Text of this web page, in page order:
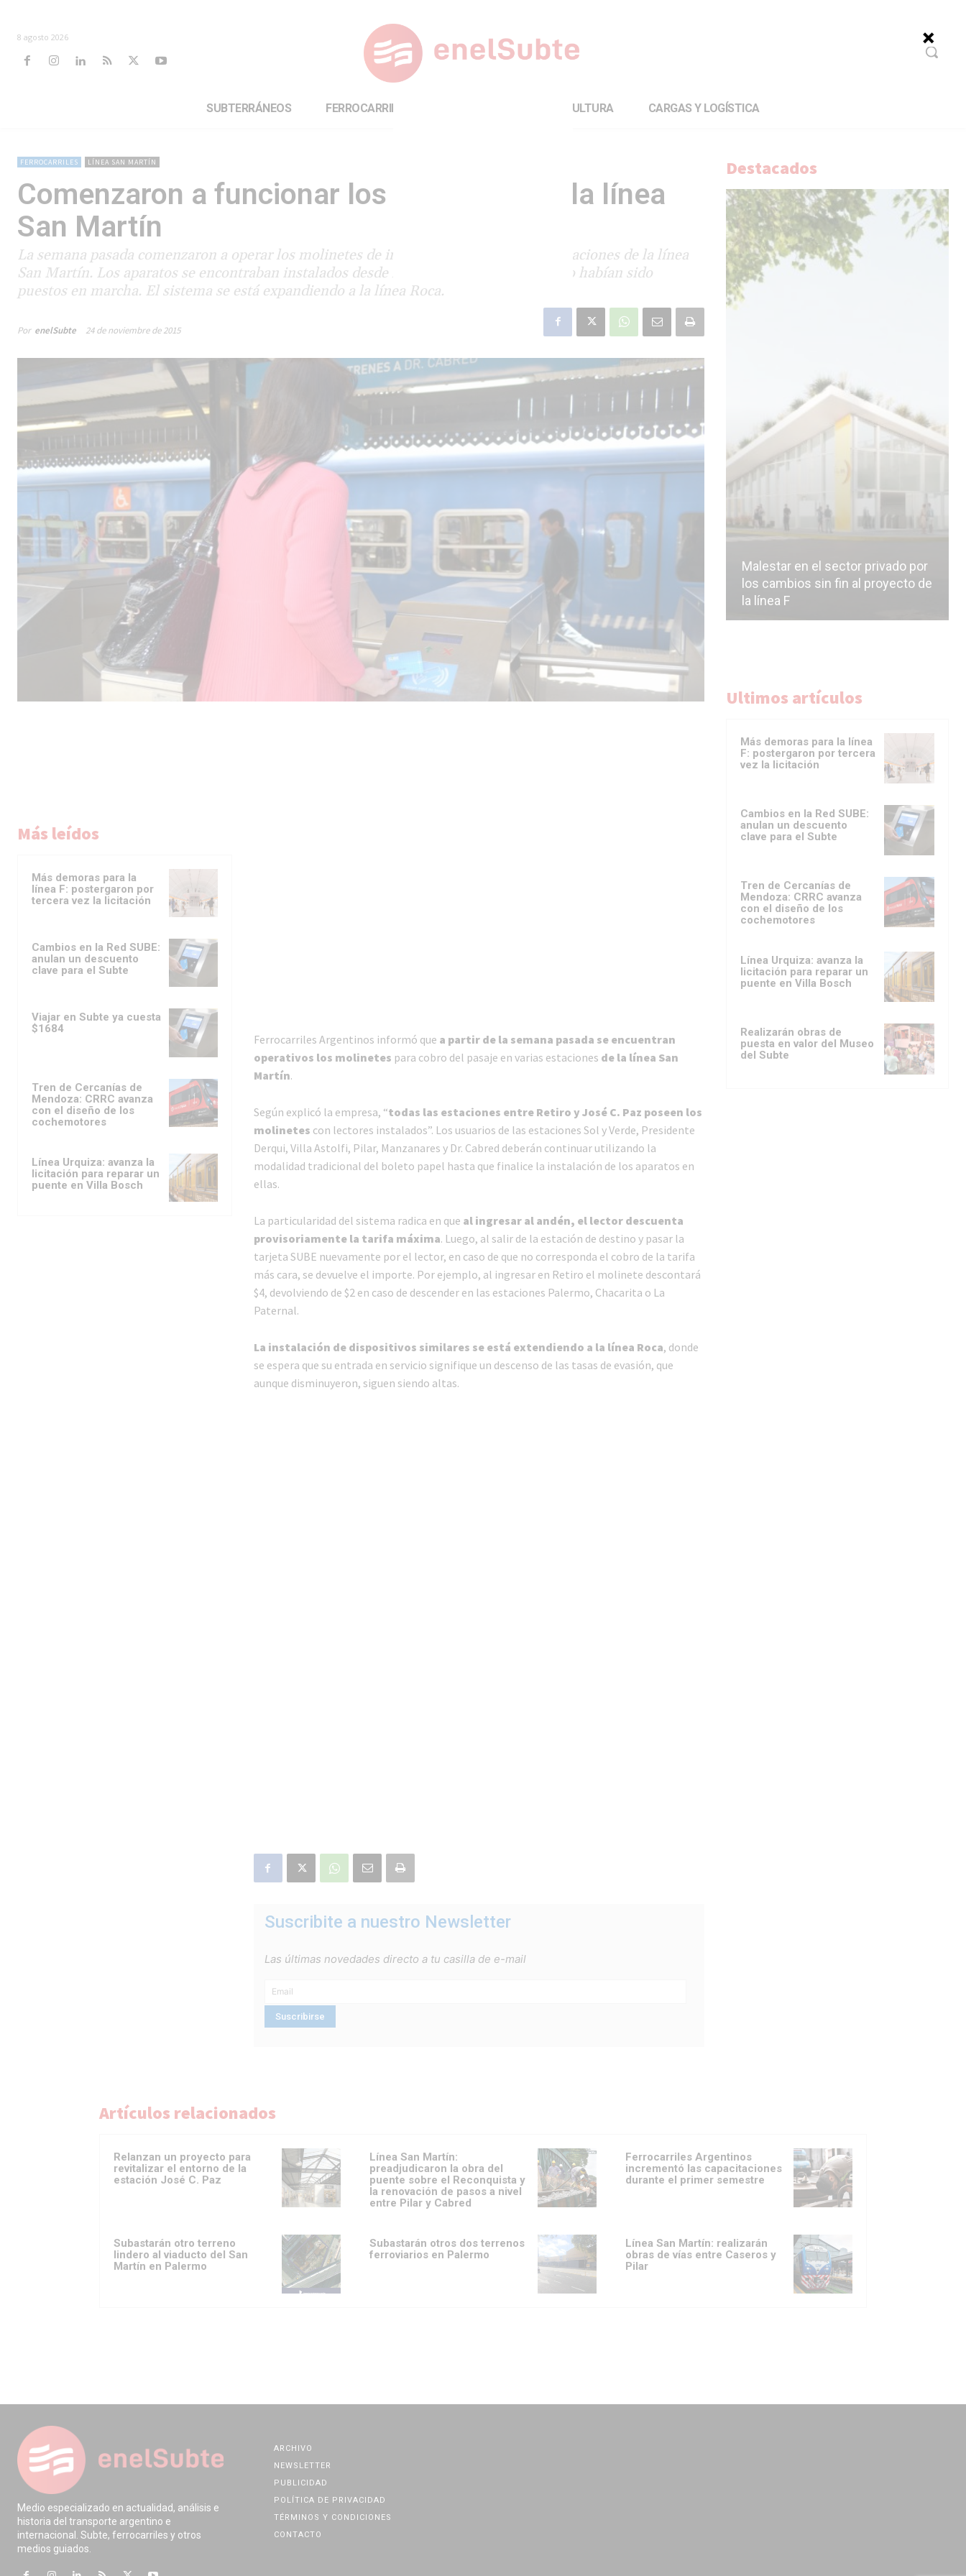
8 agosto 2026
SUBTERRÁNEOS FERROCARRILES CULTURA CARGAS Y LOGÍSTICA
FERROCARRILES LÍNEA SAN MARTÍN
Comenzaron a funcionar los molinetes en la línea
San Martín
La semana pasada comenzaron a operar los molinetes de ingreso y egreso en varias estaciones de la línea
San Martín. Los aparatos se encontraban instalados desde hace algunos meses, pero no habían sido
puestos en marcha. El sistema se está expandiendo a la línea Roca.
Por enelSubte 24 de noviembre de 2015
Más leídos
Más demoras para la
línea F: postergaron por
tercera vez la licitación
Cambios en la Red SUBE:
anulan un descuento
clave para el Subte
Viajar en Subte ya cuesta
$1684
Tren de Cercanías de
Mendoza: CRRC avanza
con el diseño de los
cochemotores
Línea Urquiza: avanza la
licitación para reparar un
puente en Villa Bosch
Ferrocarriles Argentinos informó que a partir de la semana pasada se encuentran
operativos los molinetes para cobro del pasaje en varias estaciones de la línea San
Martín.
Según explicó la empresa, “todas las estaciones entre Retiro y José C. Paz poseen los
molinetes con lectores instalados”. Los usuarios de las estaciones Sol y Verde, Presidente
Derqui, Villa Astolfi, Pilar, Manzanares y Dr. Cabred deberán continuar utilizando la
modalidad tradicional del boleto papel hasta que finalice la instalación de los aparatos en
ellas.
La particularidad del sistema radica en que al ingresar al andén, el lector descuenta
provisoriamente la tarifa máxima. Luego, al salir de la estación de destino y pasar la
tarjeta SUBE nuevamente por el lector, en caso de que no corresponda el cobro de la tarifa
más cara, se devuelve el importe. Por ejemplo, al ingresar en Retiro el molinete descontará
$4, devolviendo de $2 en caso de descender en las estaciones Palermo, Chacarita o La
Paternal.
La instalación de dispositivos similares se está extendiendo a la línea Roca, donde
se espera que su entrada en servicio signifique un descenso de las tasas de evasión, que
aunque disminuyeron, siguen siendo altas.
Suscribite a nuestro Newsletter
Las últimas novedades directo a tu casilla de e-mail
Destacados
Malestar en el sector privado por
los cambios sin fin al proyecto de
la línea F
Ultimos artículos
Más demoras para la línea
F: postergaron por tercera
vez la licitación
Cambios en la Red SUBE:
anulan un descuento
clave para el Subte
Tren de Cercanías de
Mendoza: CRRC avanza
con el diseño de los
cochemotores
Línea Urquiza: avanza la
licitación para reparar un
puente en Villa Bosch
Realizarán obras de
puesta en valor del Museo
del Subte
Artículos relacionados
Relanzan un proyecto para
revitalizar el entorno de la
estación José C. Paz
Línea San Martín:
preadjudicaron la obra del
puente sobre el Reconquista y
la renovación de pasos a nivel
entre Pilar y Cabred
Ferrocarriles Argentinos
incrementó las capacitaciones
durante el primer semestre
Subastarán otro terreno
lindero al viaducto del San
Martín en Palermo
Subastarán otros dos terrenos
ferroviarios en Palermo
Línea San Martín: realizarán
obras de vías entre Caseros y
Pilar
Medio especializado en actualidad, análisis e
historia del transporte argentino e
internacional. Subte, ferrocarriles y otros
medios guiados.
ARCHIVO
NEWSLETTER
PUBLICIDAD
POLÍTICA DE PRIVACIDAD
TÉRMINOS Y CONDICIONES
CONTACTO